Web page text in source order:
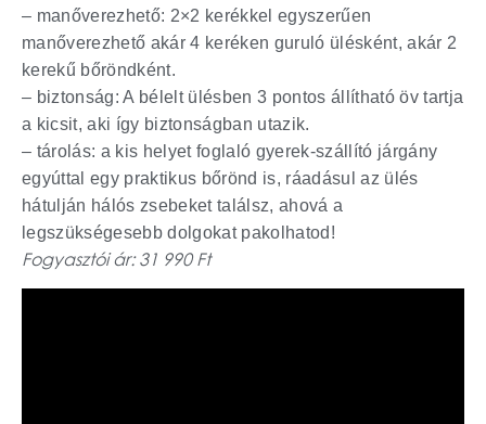
– manőverezhető: 2×2 kerékkel egyszerűen
manőverezhető akár 4 keréken guruló ülésként, akár 2
kerekű bőröndként.
– biztonság: A bélelt ülésben 3 pontos állítható öv tartja
a kicsit, aki így biztonságban utazik.
– tárolás: a kis helyet foglaló gyerek-szállító járgány
egyúttal egy praktikus bőrönd is, ráadásul az ülés
hátulján hálós zsebeket találsz, ahová a
legszükségesebb dolgokat pakolhatod!
Fogyasztói ár: 31 990 Ft